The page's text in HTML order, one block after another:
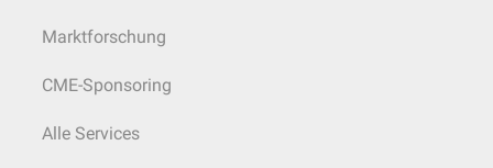
Marktforschung
CME-Sponsoring
Alle Services